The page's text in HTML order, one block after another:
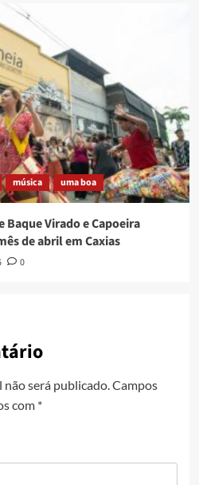
música uma boa
Baque Virado e Capoeira
de abril em Caxias
0
será publicado. Campos
com *